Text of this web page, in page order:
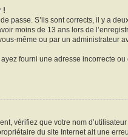
!
passe. S’ils sont corrects, il y a
moins de 13 ans lors de
même ou par un administrateur
fourni une adresse incorrecte
vérifiez que votre nom
du site Internet ait une